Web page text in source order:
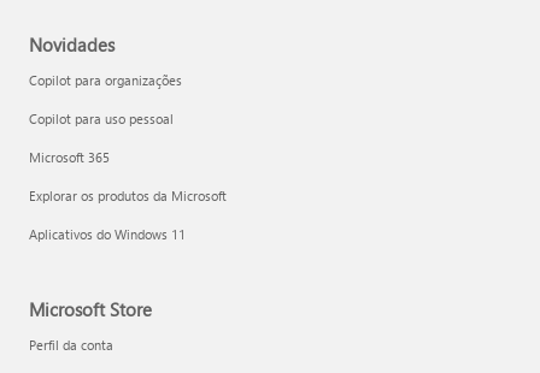
Novidades
Copilot para organizações
Copilot para uso pessoal
Microsoft 365
Explorar os produtos da Microsoft
Aplicativos do Windows 11
Microsoft Store
Perfil da conta